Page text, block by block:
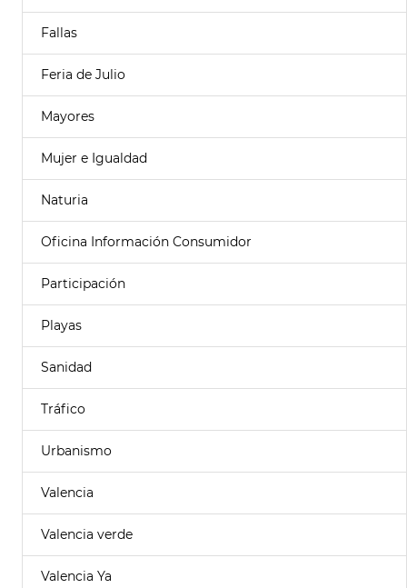
Fallas
Feria de Julio
Mayores
Mujer e Igualdad
Naturia
Oficina Información Consumidor
Participación
Playas
Sanidad
Tráfico
Urbanismo
Valencia
Valencia verde
Valencia Ya